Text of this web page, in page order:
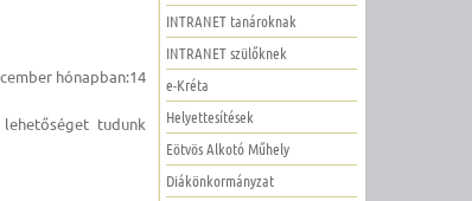
hónapban:14
tudunk
INTRANET tanároknak
INTRANET szülőknek
e-Kréta
Helyettesítések
Eötvös Alkotó Műhely
Diákönkormányzat